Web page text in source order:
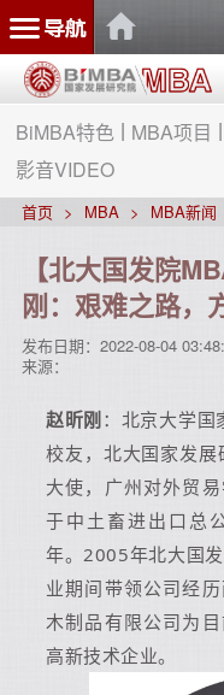
BiMBA特色 MBA项目
影音VIDEO
首页 MBA MBA新闻
【北大国发院
刚：艰难之路，
发布日期： 2022-08-04
来源：
赵昕刚 ：北京大学
校友，北大国家发
大使，广州对外贸
于中土畜进出口总
年。2005年北大国
业期间带领公司经
木制品有限公司为
高新技术企业。